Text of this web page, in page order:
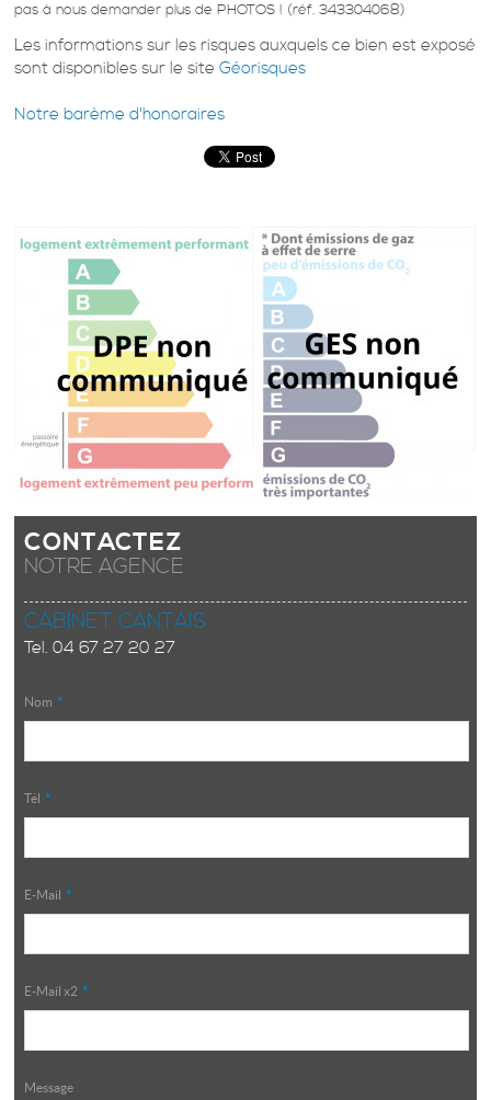
pas à nous demander plus de PHOTOS ! (réf. 343304068)
Les informations sur les risques auxquels ce bien est exposé
sont disponibles sur le siteGéorisques
Notre barème d'honoraires
CONTACTEZ
NOTRE AGENCE
CABINET CANTAIS
Tel. 04 67 27 20 27
Nom *
Tél *
E-Mail *
E-Mail x2 *
Message